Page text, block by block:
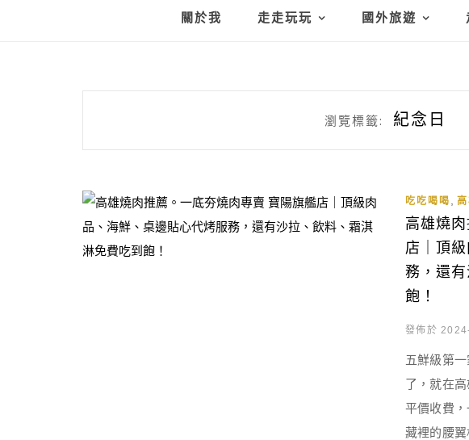
關於我 走走玩玩 國外旅遊
瀏覽標籤: 紀念日
吃吃喝喝
高雄燒
店｜頂
務，還
飽！
發佈於
五鮮級第
了，就在
平價收費
藏裡的腰